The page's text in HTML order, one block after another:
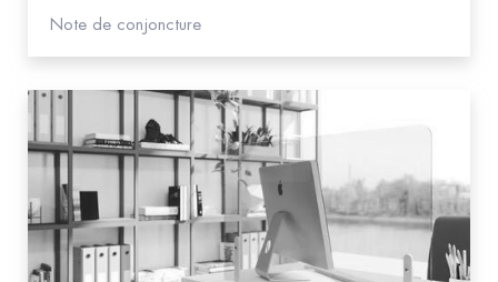
Note de conjoncture